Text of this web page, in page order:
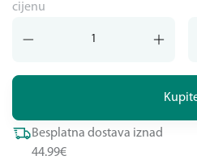
cijenu
Besplatna dostava iznad
44.99€